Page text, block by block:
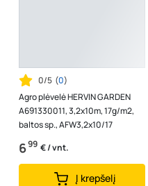
0/5 (0)
Agro plėvelė HERVIN GARDEN
A691330011, 3,2x10m, 17g/m2,
baltos sp., AFW3,2x10/17
699 € / vnt.
Į krepšelį